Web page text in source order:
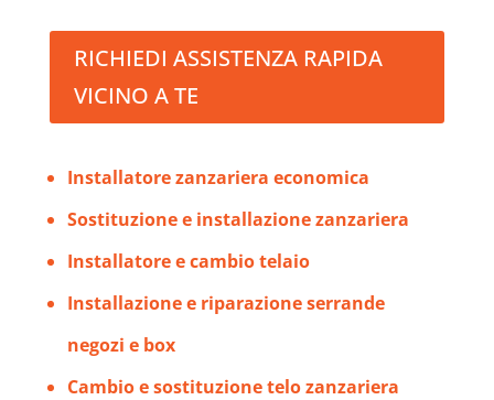
RICHIEDI ASSISTENZA RAPIDA
VICINO A TE
Installatore zanzariera economica
Sostituzione e installazione zanzariera
Installatore e cambio telaio
Installazione e riparazione serrande
negozi e box
Cambio e sostituzione telo zanzariera